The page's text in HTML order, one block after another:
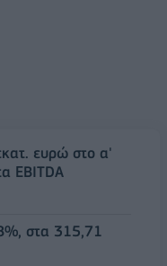
ευρώ στο α'
EBITDA
στα 315,71